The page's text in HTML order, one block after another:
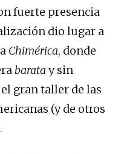
fuerte presencia
dio lugar a
Chimérica, donde
barata y sin
gran taller de las
(y de otros